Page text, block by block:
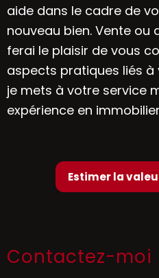
aide dans le cadre de
nouveau bien. Vente ou
ferai le plaisir de vous
aspects pratiques liés à
je mets à votre service
expérience en
Estimer la
Contactez-moi